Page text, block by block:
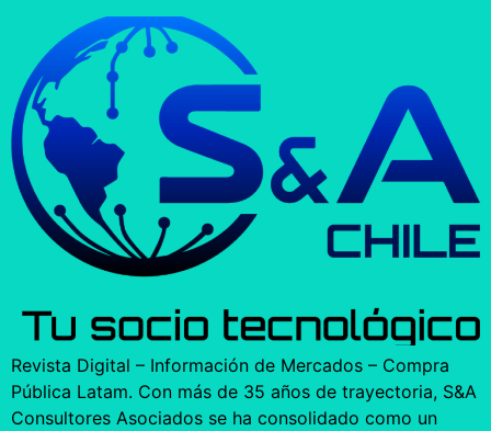
Revista Digital – Información de Mercados – Compra
Pública Latam. Con más de 35 años de trayectoria, S&A
Consultores Asociados se ha consolidado como un